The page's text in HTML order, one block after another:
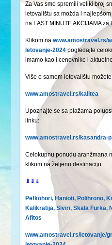
Za Vas smo spremili veliki broj
letovalištu sa možda i
na LAST MINUTE AKCIJAMA
Klikom nawww.amostravel.rs/
letovanje-2024 pogledajte
imamo kao i cenovnike i
Više o samom letovalištu
www.amostravel.rs/kalitea
Upoznajte se sa plažama
linku:
www.amostravel.rs/kasandra-
Celokupnu ponudu aranžmana
klikom na željenu destinaciju:
⇓⇓⇓
Pefkohori,Hanioti, Polihrono,
Kalikratija,Siviri,Skala Furka,
Afitos
www.amostravel.rs/letovanje/